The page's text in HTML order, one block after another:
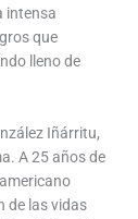
intensa
que
lleno de
Iñárritu,
A 25 años de
de las vidas